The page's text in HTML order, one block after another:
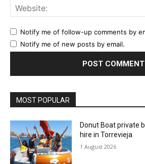
Notify me of follow-up comments by
Notify me of new posts by email.
MOST POPULAR
Donut Boat private
hire in Torrevieja
1 August 2026